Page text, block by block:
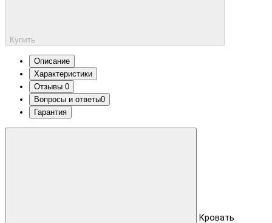
Купить
Описание
Характеристики
Отзывы 0
Вопросы и ответы0
Гарантия
Кровать